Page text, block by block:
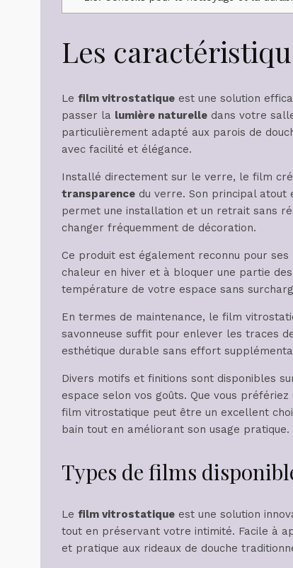
Les
Le film vitrostatique est une solution
passer la lumière naturelle dans votre
particulièrement adapté aux parois de
avec facilité et élégance.
Installé directement sur le verre, le film
transparence du verre. Son principal atout
permet une installation et un retrait sans
changer fréquemment de décoration.
Ce produit est également reconnu pour
chaleur en hiver et à bloquer une partie
température de votre espace sans
En termes de maintenance, le film
savonneuse suffit pour enlever les traces
esthétique durable sans effort
Divers motifs et finitions sont disponibles
espace selon vos goûts. Que vous
film vitrostatique peut être un excellent
bain tout en améliorant son usage pratique.
Types de films
Le film vitrostatique est une solution
tout en préservant votre intimité. Facile à
et pratique aux rideaux de douche